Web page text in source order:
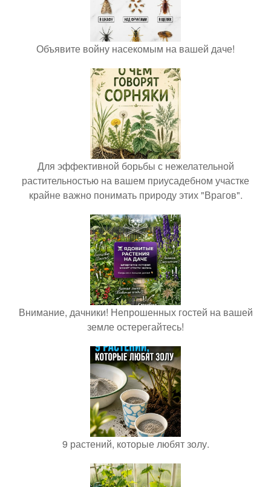
Объявите войну насекомым на вашей даче!
Для эффективной борьбы с нежелательной
растительностью на вашем приусадебном участке
крайне важно понимать природу этих "Врагов".
Внимание, дачники! Непрошенных гостей на вашей
земле остерегайтесь!
9 растений, которые любят золу.